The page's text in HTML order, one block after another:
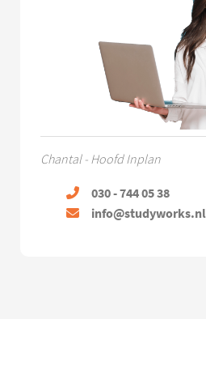
Chantal - Hoofd Inplan
030 - 744 05 38
info@studyworks.nl